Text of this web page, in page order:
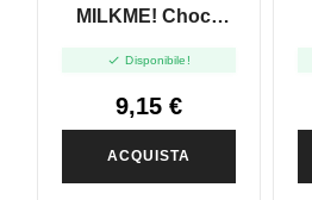
MILKME! Choco
Vape 10+10
 Disponibile!
9,15 €
ACQUISTA